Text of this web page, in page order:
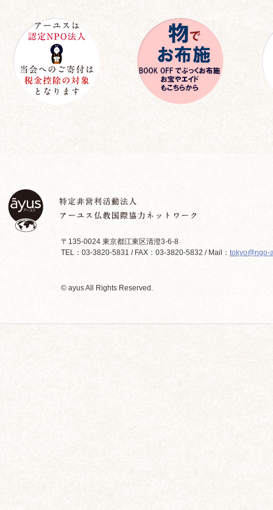
〒135-0024 東京都江東区清澄3-6-8
TEL：03-3820-5831 / FAX：03-3820-5832 / Mail： tokyo@ngo-
© ayus All Rights Reserved.